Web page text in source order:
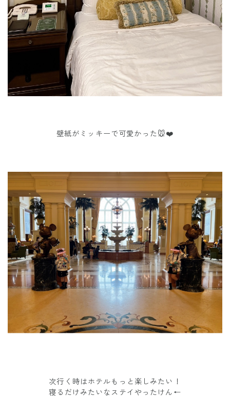
壁紙がミッキーで可愛かった🐭❤️
次行く時はホテルもっと楽しみたい！
寝るだけみたいなステイやったけん←